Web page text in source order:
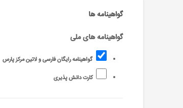
گواهینامه ها
گواهینامه های ملی
گواهینامه رایگان فارسی و لاتین مرکز پارس
کارت دانش پذیری